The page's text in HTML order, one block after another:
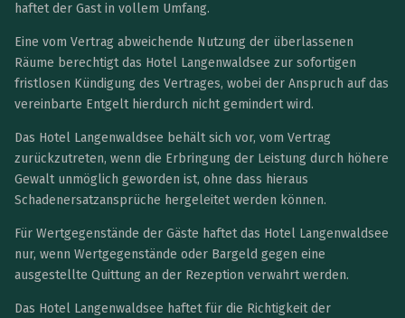
haftet der Gast in vollem Umfang.
Eine vom Vertrag abweichende Nutzung der überlassenen
Räume berechtigt das Hotel Langenwaldsee zur sofortigen
fristlosen Kündigung des Vertrages, wobei der Anspruch auf das
vereinbarte Entgelt hierdurch nicht gemindert wird.
Das Hotel Langenwaldsee behält sich vor, vom Vertrag
zurückzutreten, wenn die Erbringung der Leistung durch höhere
Gewalt unmöglich geworden ist, ohne dass hieraus
Schadenersatzansprüche hergeleitet werden können.
Für Wertgegenstände der Gäste haftet das Hotel Langenwaldsee
nur, wenn Wertgegenstände oder Bargeld gegen eine
ausgestellte Quittung an der Rezeption verwahrt werden.
Das Hotel Langenwaldsee haftet für die Richtigkeit der